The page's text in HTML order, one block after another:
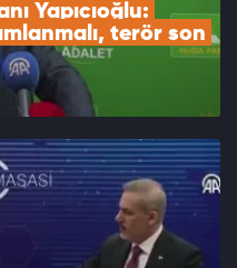
Yapıcıoğlu:
terör son